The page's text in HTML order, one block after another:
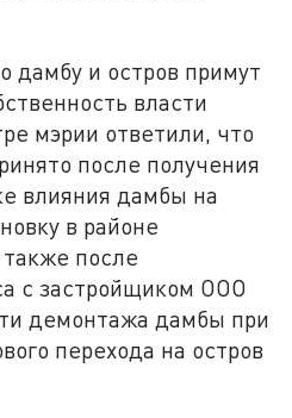
дамбу и остров примут
власти
мэрии ответили, что
после получения
влияния дамбы на
в районе
также после
с застройщиком ООО
демонтажа дамбы при
перехода на остров